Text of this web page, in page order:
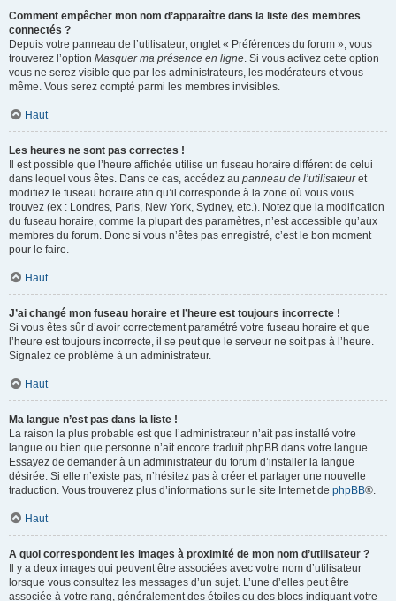
Comment empêcher mon nom d’apparaître dans la liste des membres
connectés ?
Depuis votre panneau de l’utilisateur, onglet « Préférences du forum », vous
trouverez l’option Masquer ma présence en ligne. Si vous activez cette option
vous ne serez visible que par les administrateurs, les modérateurs et vous-
même. Vous serez compté parmi les membres invisibles.
Haut
Les heures ne sont pas correctes !
Il est possible que l’heure affichée utilise un fuseau horaire différent de celui
dans lequel vous êtes. Dans ce cas, accédez au panneau de l’utilisateuret
modifiez le fuseau horaire afin qu’il corresponde à la zone où vous vous
trouvez (ex : Londres, Paris, New York, Sydney, etc.). Notez que la modification
du fuseau horaire, comme la plupart des paramètres, n’est accessible qu’aux
membres du forum. Donc si vous n’êtes pas enregistré, c’est le bon moment
pour le faire.
Haut
J’ai changé mon fuseau horaire et l’heure est toujours incorrecte !
Si vous êtes sûr d’avoir correctement paramétré votre fuseau horaire et que
l’heure est toujours incorrecte, il se peut que le serveur ne soit pas à l’heure.
Signalez ce problème à un administrateur.
Haut
Ma langue n’est pas dans la liste !
La raison la plus probable est que l’administrateur n’ait pas installé votre
langue ou bien que personne n’ait encore traduit phpBB dans votre langue.
Essayez de demander à un administrateur du forum d’installer la langue
désirée. Si elle n’existe pas, n’hésitez pas à créer et partager une nouvelle
traduction. Vous trouverez plus d’informations sur le site Internet de phpBB®.
Haut
A quoi correspondent les images à proximité de mon nom d’utilisateur ?
Il y a deux images qui peuvent être associées avec votre nom d’utilisateur
lorsque vous consultez les messages d’un sujet. L’une d’elles peut être
associée à votre rang, généralement des étoiles ou des blocs indiquant votre